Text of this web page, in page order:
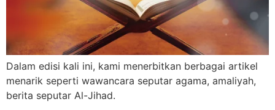
Dalam edisi kali ini, kami menerbitkan berbagai artikel
menarik seperti wawancara seputar agama, amaliyah,
berita seputar Al-Jihad.